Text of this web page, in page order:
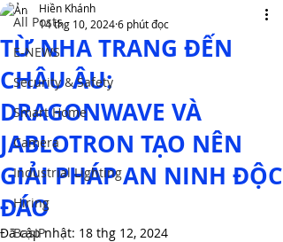
All Posts
E-NEWS
Security & Safety
Smart Home
Camera
Industrial Lighting
Hiring
BasIP
TỪ NHA TRANG ĐẾN
CHÂU ÂU:
DRAGONWAVE VÀ
JABLOTRON TẠO NÊN
GIẢI PHÁP AN NINH ĐỘC
ĐÁO
Hiền Khánh
14 thg 10, 20246 phút đọc
Đã cập nhật: 18 thg 12, 2024